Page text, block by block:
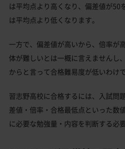
は平均点より高くなり、偏差値が50
は平均点より低くなります。
一方で、偏差値が高いから、倍率が
体が難しいとは一概に言えませんし
からと言って合格難易度が低いわけ
習志野高校に合格するには、入試問
差値・倍率・合格最低点といった数
に必要な勉強量・内容を判断する必